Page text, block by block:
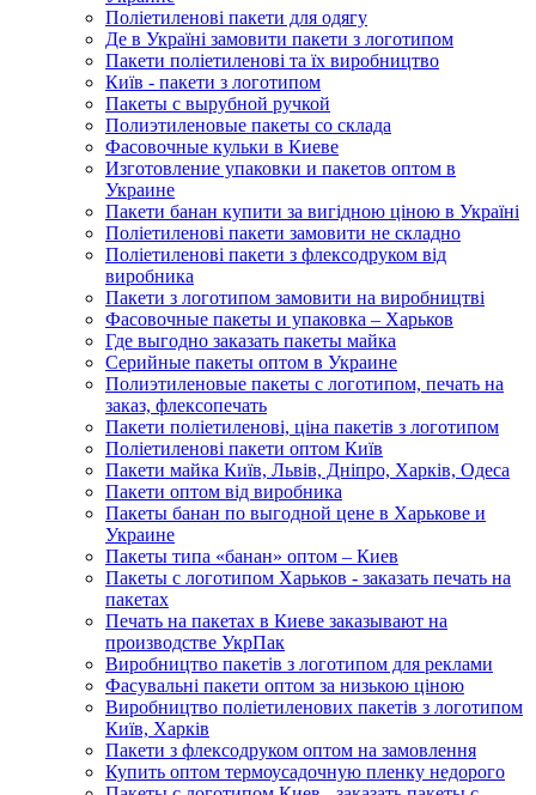
Поліетиленові пакети для одягу
Де в Україні замовити пакети з логотипом
Пакети поліетиленові та їх виробництво
Київ - пакети з логотипом
Пакеты с вырубной ручкой
Полиэтиленовые пакеты со склада
Фасовочные кульки в Киеве
Изготовление упаковки и пакетов оптом в
Украине
Пакети банан купити за вигідною ціною в Україні
Поліетиленові пакети замовити не складно
Поліетиленові пакети з флексодруком від
виробника
Пакети з логотипом замовити на виробництві
Фасовочные пакеты и упаковка – Харьков
Где выгодно заказать пакеты майка
Серийные пакеты оптом в Украине
Полиэтиленовые пакеты с логотипом, печать на
заказ, флексопечать
Пакети поліетиленові, ціна пакетів з логотипом
Поліетиленові пакети оптом Київ
Пакети майка Київ, Львів, Дніпро, Харків, Одеса
Пакети оптом від виробника
Пакеты банан по выгодной цене в Харькове и
Украине
Пакеты типа «банан» оптом – Киев
Пакеты с логотипом Харьков - заказать печать на
пакетах
Печать на пакетах в Киеве заказывают на
производстве УкрПак
Виробництво пакетів з логотипом для реклами
Фасувальні пакети оптом за низькою ціною
Виробництво поліетиленових пакетів з логотипом
Київ, Харків
Пакети з флексодруком оптом на замовлення
Купить оптом термоусадочную пленку недорого